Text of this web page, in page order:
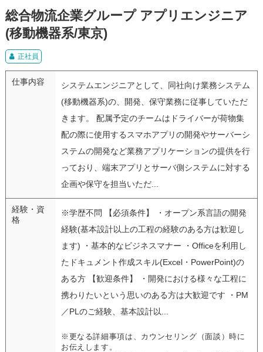
総合物流企業グループ アプリエンジニア
(移動機器系/東京)
正社員
仕事内容
システムエンジニアとして、同社向け業務システム
(移動機器系)の、開発、保守業務に従事していただ
きます。 配属予定のチームはドライバーが荷物集
配の際に使用するスマホアプリの開発やサーバーシ
ステムの開発など業務アプリケーションの提供を行
っており、端末アプリとサーバ側システムに対する
企画や保守を担当いただ...
経験・資
格
※学歴不問 【必須条件】 ・オープン系言語の開発
経験(基本設計以上の工程の経験のある方は歓迎し
ます) ・基本的なビジネスマナー ・Officeを利用し
たドキュメント作成スキル(Excel・PowerPoint)の
ある方 【歓迎条件】 ・開発における様々な工程に
携わりたいという思いのある方は大歓迎です ・PM
／PLのご経験、基本設計以...
※更なる詳細事項は、カウンセリング（面談）時に
お伝えします。